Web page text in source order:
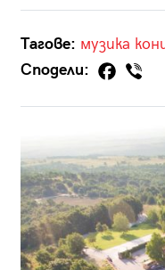
Тагове: музика
Сподели: